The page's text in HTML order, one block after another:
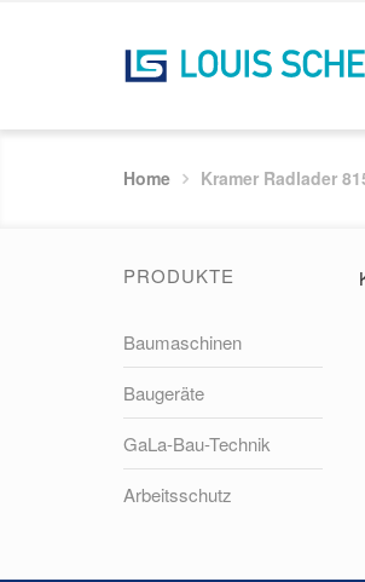
Home Kramer Radlader
PRODUKTE
Baumaschinen
Baugeräte
GaLa-Bau-Technik
Arbeitsschutz